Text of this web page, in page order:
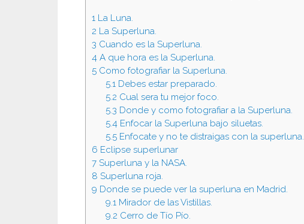
1 La Luna.
2 La Superluna.
3 Cuando es la Superluna.
4 A que hora es la Superluna.
5 Como fotografiar la Superluna.
5.1Debes estar preparado.
5.2 Cual sera tu mejor foco.
5.3 Donde y como fotografiar a la Superluna.
5.4Enfocar la Superluna bajo siluetas.
5.5Enfocate y no te distraigas con la superluna.
6 Eclipse superlunar
7 Superluna y la NASA.
8 Superluna roja.
9 Donde se puede ver la superluna en Madrid.
9.1Mirador de las Vistillas.
9.2 Cerro de Tío Pío.